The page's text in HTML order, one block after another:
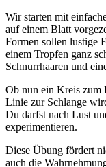
Wir starten mit
auf einem Blatt
Formen sollen lustige
einem Tropfen ganz
Schnurrhaaren und
Ob nun ein Kreis zum
Linie zur Schlange
Du darfst nach Lust
experimentieren.
Diese Übung fördert
auch die